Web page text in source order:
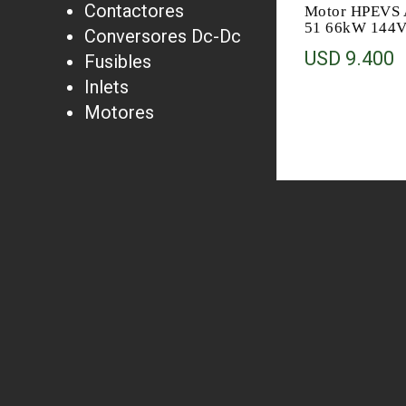
Motor HPEVS
51 66kW 144V
USD 9.400
Contactores
Conversores Dc-Dc
Fusibles
Inlets
Motores